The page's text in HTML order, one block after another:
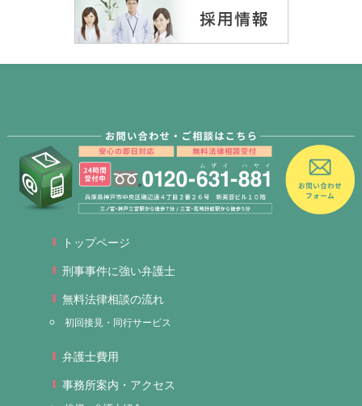
トップページ
刑事事件に強い弁護士
無料法律相談の流れ
初回接見・同行サービス
弁護士費用
事務所案内・アクセス